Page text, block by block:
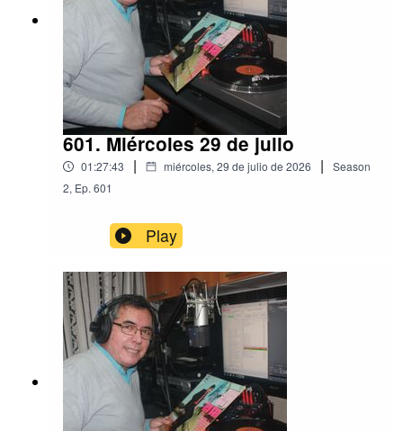
601. Miércoles 29 de julio
01:27:43 | miércoles, 29 de julio de 2026 |
Season
2, Ep. 601
Play